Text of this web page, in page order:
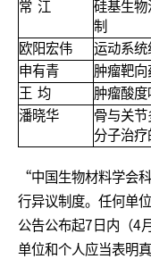
常 江
硅基生物
制
欧阳宏伟 运动系统
申有青
肿瘤靶
王 均
肿瘤酸
潘晓华
骨与关
分子治
“中国生物材料学会
行异议制度。任何单
公告公布起7日内（4
单位和个人应当表明